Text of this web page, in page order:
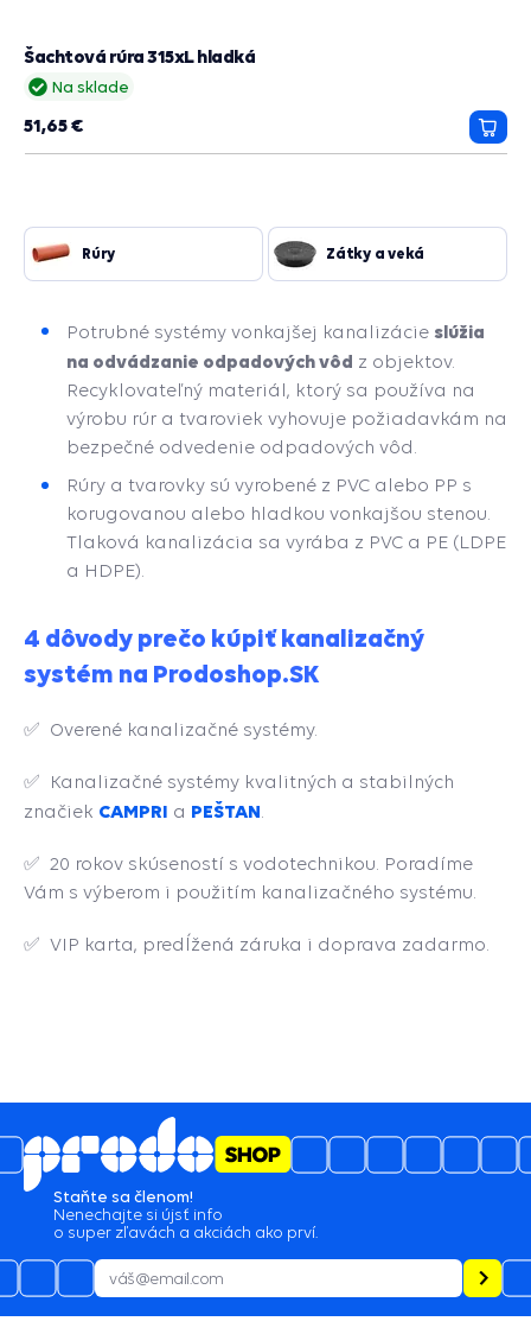
Na sklade
Šachtová rúra 315xL hladká
51,65 €
do
Rúry Zátky a veká
Potrubné systémy vonkajšej kanalizácie slúžia
na odvádzanie odpadových vôd z objektov.
Recyklovateľný materiál, ktorý sa používa na
výrobu rúr a tvaroviek vyhovuje požiadavkám na
bezpečné odvedenie odpadových vôd.
Rúry a tvarovky sú vyrobené z PVC alebo PP s
korugovanou alebo hladkou vonkajšou stenou.
Tlaková kanalizácia sa vyrába z PVC a PE (LDPE
a HDPE).
4 dôvody prečo kúpiť kanalizačný
systém na Prodoshop.SK
✅ Overené kanalizačné systémy.
✅ Kanalizačné systémy kvalitných a stabilných
značiek CAMPRI a PEŠTAN
✅ 20 rokov skúseností s vodotechnikou. Poradíme
Vám s výberom i použitím kanalizačného systému.
✅ VIP karta, predĺžená záruka i doprava zadarmo.
4.6/5
3489názory
profi prístup, spokojnosť